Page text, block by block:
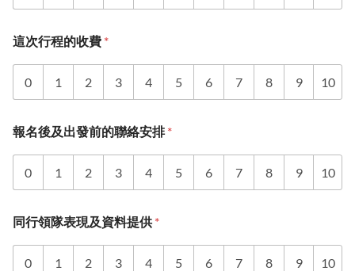
這次行程的收費 *
0 1 2 3 4 5 6 7 8 9 10
報名後及出發前的聯絡安排*
0 1 2 3 4 5 6 7 8 9 10
同行領隊表現及資料提供 *
0 1 2 3 4 5 6 7 8 9 10